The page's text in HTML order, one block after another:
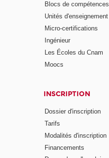
Blocs de compétences
Unités d'enseignement
Micro-certifications
Ingénieur
Les Écoles du Cnam
Moocs
INSCRIPTION
Dossier d'inscription
Tarifs
Modalités d'inscription
Financements